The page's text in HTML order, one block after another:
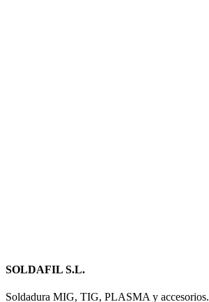
SOLDAFIL S.L.
Soldadura MIG, TIG, PLASMA y accesorios.